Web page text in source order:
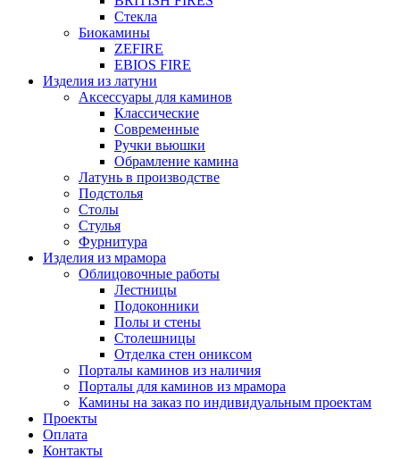
Стекла
Биокамины
ZEFIRE
EBIOS FIRE
Изделия из латуни
Аксессуары для каминов
Классические
Современные
Ручки вьюшки
Обрамление камина
Латунь в производстве
Подстолья
Столы
Стулья
Фурнитура
Изделия из мрамора
Облицовочные работы
Лестницы
Подоконники
Полы и стены
Столешницы
Отделка стен ониксом
Порталы каминов из наличия
Порталы для каминов из мрамора
Камины на заказ по индивидуальным проектам
Проекты
Оплата
Контакты